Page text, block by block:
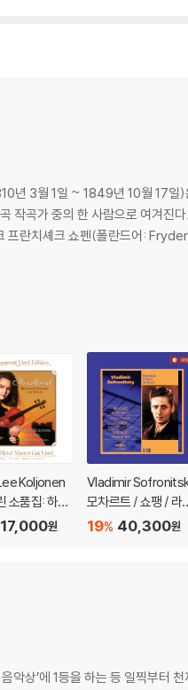
년 3월 1일 ~ 1849년 10월 17일)
람으로 여겨진다. 프레데리크 프랑수아는
프란치셰크 쇼펜(폴란드어:
Koljonen
소품집: 하트
(Heartbrea
원
Vladimir
모차르트 / 쇼팽 / 라
마니노프: 피아노 작품
40,300원
19%
상’에 1등을 하는 등 일찍부터